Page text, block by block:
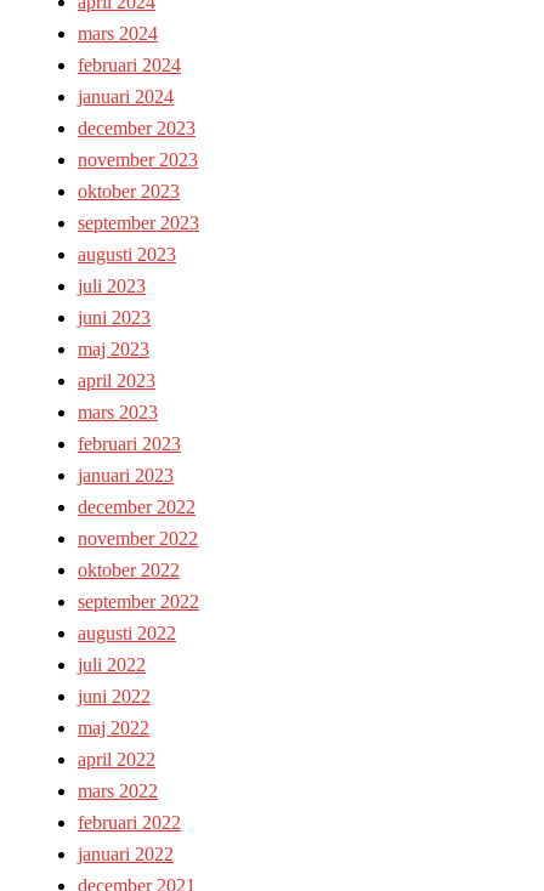
mars 2024
februari 2024
januari 2024
december 2023
november 2023
oktober 2023
september 2023
augusti 2023
juli 2023
juni 2023
maj 2023
april 2023
mars 2023
februari 2023
januari 2023
december 2022
november 2022
oktober 2022
september 2022
augusti 2022
juli 2022
juni 2022
maj 2022
april 2022
mars 2022
februari 2022
januari 2022
december 2021